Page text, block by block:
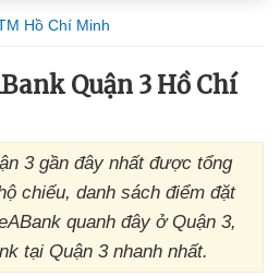
Hồ Chí Minh
Quận 3 Hồ Chí
3 gần đây nhất được tổng
chiếu, danh sách điểm đặt
quanh đây ở Quận 3,
tại Quận 3 nhanh nhất.